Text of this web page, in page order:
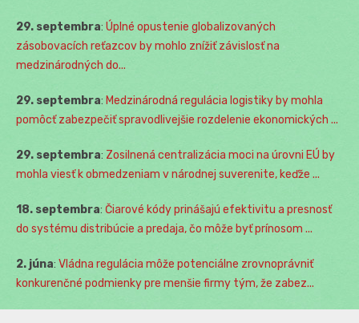
29. septembra: Úplné opustenie globalizovaných
zásobovacích reťazcov by mohlo znížiť závislosť na
medzinárodných do...
29. septembra: Medzinárodná regulácia logistiky by mohla
pomôcť zabezpečiť spravodlivejšie rozdelenie ekonomických ...
29. septembra: Zosilnená centralizácia moci na úrovni EÚ by
mohla viesť k obmedzeniam v národnej suverenite, keďže ...
18. septembra: Čiarové kódy prinášajú efektivitu a presnosť
do systému distribúcie a predaja, čo môže byť prínosom ...
2. júna: Vládna regulácia môže potenciálne zrovnoprávniť
konkurenčné podmienky pre menšie firmy tým, že zabez...